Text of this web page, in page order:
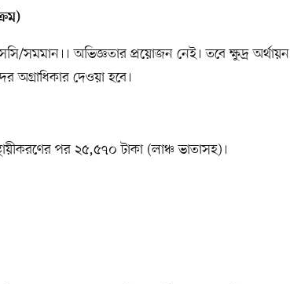
সমমান।। অভিজ্ঞতার প্রয়োজন নেই। তবে ক্ষুদ্র অর্থায়ন
অগ্রাধিকার দেওয়া হবে।
পর ২৫,৫৭০ টাকা (লাঞ্চ ভাতাসহ)।